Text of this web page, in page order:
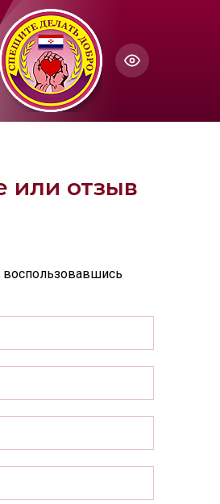
Настройки по умолчанию
или отзыв